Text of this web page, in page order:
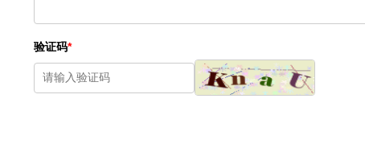
验证码*